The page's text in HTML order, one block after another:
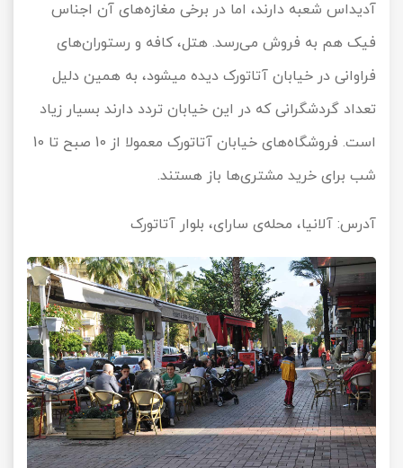
آدیداس شعبه دارند، اما در برخی مغازه‌های آن اجناس
فیک هم به فروش می‌رسد. هتل، کافه و رستوران‌های
فراوانی در خیابان آتاتورک دیده می‎شود، به همین دلیل
تعداد گردشگرانی که در این خیابان تردد دارند بسیار زیاد
است. فروشگاه‌های خیابان آتاتورک معمولا از 10 صبح تا 10
شب برای خرید مشتری‌ها باز هستند.
آدرس: آلانیا، محله‌ی سارای، بلوار آتاتورک